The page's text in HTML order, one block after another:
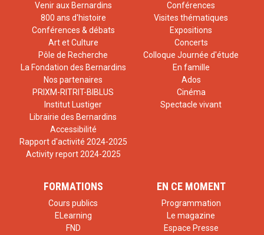
Venir aux Bernardins
800 ans d'histoire
Conférences & débats
Art et Culture
Pôle de Recherche
La Fondation des Bernardins
Nos partenaires
PRIXM-RITRIT-BIBLUS
Institut Lustiger
Librairie des Bernardins
Accessibilité
Rapport d'activité 2024-2025
Activity report 2024-2025
Conférences
Visites thématiques
Expositions
Concerts
Colloque Journée d'étude
En famille
Ados
Cinéma
Spectacle vivant
FORMATIONS
Cours publics
ELearning
FND
EN CE MOMENT
Programmation
Le magazine
Espace Presse